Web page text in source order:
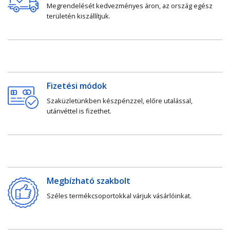
Megrendelését kedvezményes áron, az ország egész
területén kiszállítjuk.
Fizetési módok
Szaküzletünkben készpénzzel, előre utalással,
utánvéttel is fizethet.
Megbízható szakbolt
Széles termékcsoportokkal várjuk vásárlóinkat.